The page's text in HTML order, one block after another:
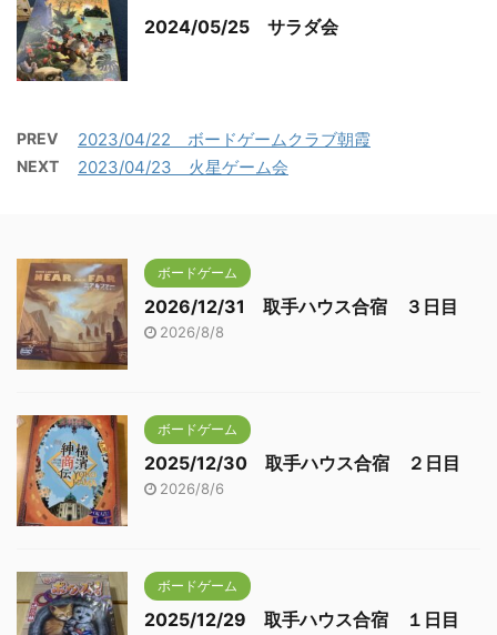
2024/05/25 サラダ会
PREV 2023/04/22 ボードゲームクラブ朝霞
NEXT 2023/04/23 火星ゲーム会
ボードゲーム
2026/12/31 取手ハウス合宿 ３日目
2026/8/8
ボードゲーム
2025/12/30 取手ハウス合宿 ２日目
2026/8/6
ボードゲーム
2025/12/29 取手ハウス合宿 １日目